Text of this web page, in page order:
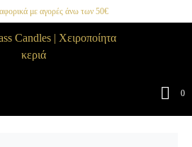
με αγορές άνω των 50€
0